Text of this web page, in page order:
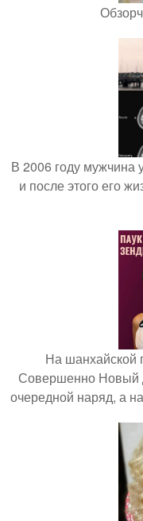
В 2006 году мужчина
и после этого его
На шанхайской
Совершенно Новый
очередной наряд, а